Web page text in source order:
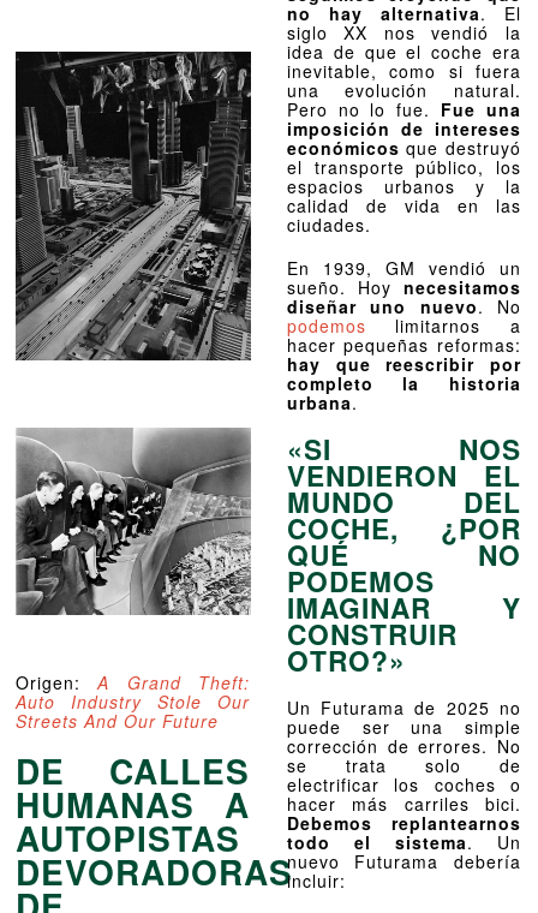
Origen:A Grand Theft:
Auto Industry Stole Our
Streets And Our Future
DE CALLES
HUMANAS A
AUTOPISTAS
DEVORADORAS
no hay alternativa. El
siglo XX nos vendió la
idea de que el coche era
inevitable, como si fuera
una evolución natural.
Pero no lo fue. Fue una
imposición de intereses
económicos que destruyó
el transporte público, los
espacios urbanos y la
calidad de vida en las
ciudades.
En 1939, GM vendió un
sueño. Hoy necesitamos
diseñar uno nuevo. No
podemos limitarnos a
hacer pequeñas reformas:
hay que reescribir por
completo la historia
urbana.
«SI NOS
VENDIERON EL
MUNDO DEL
COCHE, ¿POR
QUÉ NO
PODEMOS
IMAGINAR Y
CONSTRUIR
OTRO?»
Un Futurama de 2025 no
puede ser una simple
corrección de errores. No
se trata solo de
electrificar los coches o
hacer más carriles bici.
Debemos replantearnos
todo el sistema. Un
nuevo Futurama debería
incluir: